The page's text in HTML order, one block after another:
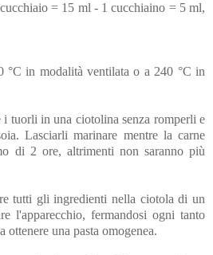
= 15 ml - 1 cucchiaino = 5 ml,
°C in modalità ventilata o a 240 °C in
i tuorli in una ciotolina senza romperli e
Lasciarli marinare mentre la carne
di 2 ore, altrimenti non saranno più
tutti gli ingredienti nella ciotola di un
l'apparecchio, fermandosi ogni tanto
ottenere una pasta omogenea.